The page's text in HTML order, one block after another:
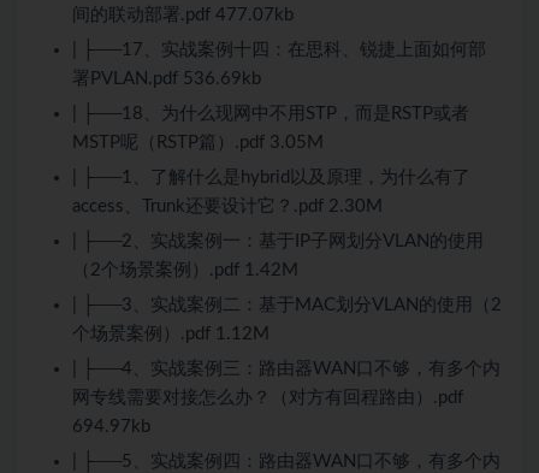
间的联动部署.pdf 477.07kb
| ├──17、实战案例十四：在思科、锐捷上面如何部
署PVLAN.pdf 536.69kb
| ├──18、为什么现网中不用STP，而是RSTP或者
MSTP呢（RSTP篇）.pdf 3.05M
| ├──1、了解什么是hybrid以及原理，为什么有了
access、Trunk还要设计它？.pdf 2.30M
| ├──2、实战案例一：基于IP子网划分VLAN的使用
（2个场景案例）.pdf 1.42M
| ├──3、实战案例二：基于MAC划分VLAN的使用（2
个场景案例）.pdf 1.12M
| ├──4、实战案例三：路由器WAN口不够，有多个内
网专线需要对接怎么办？（对方有回程路由）.pdf
694.97kb
| ├──5、实战案例四：路由器WAN口不够，有多个内